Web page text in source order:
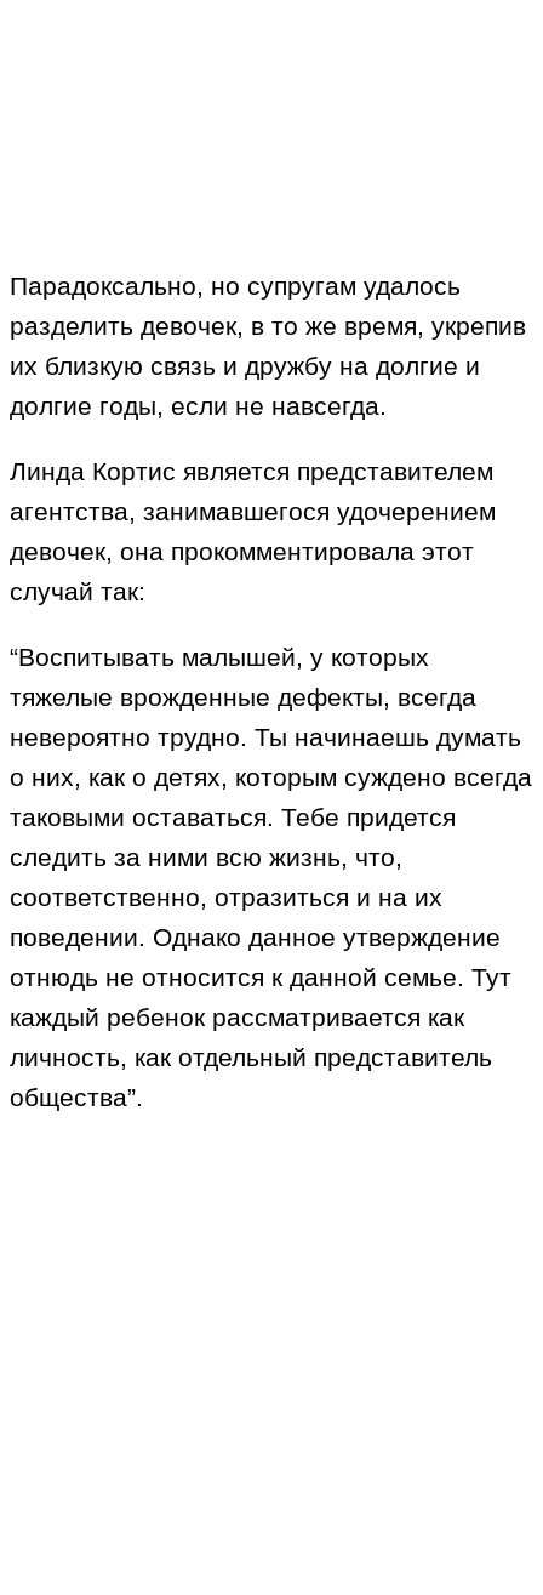
Парадоксально, но супругам удалось
разделить девочек, в то же время, укрепив
их близкую связь и дружбу на долгие и
долгие годы, если не навсегда.
Линда Кортис является представителем
агентства, занимавшегося удочерением
девочек, она прокомментировала этот
случай так:
“Воспитывать малышей, у которых
тяжелые врожденные дефекты, всегда
невероятно трудно. Ты начинаешь думать
о них, как о детях, которым суждено всегда
таковыми оставаться. Тебе придется
следить за ними всю жизнь, что,
соответственно, отразиться и на их
поведении. Однако данное утверждение
отнюдь не относится к данной семье. Тут
каждый ребенок рассматривается как
личность, как отдельный представитель
общества”.